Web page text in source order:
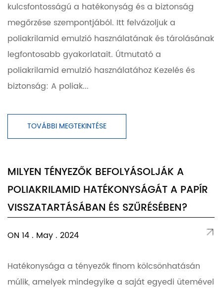
kulcsfontosságú a hatékonyság és a biztonság
megőrzése szempontjából. Itt felvázoljuk a
poliakrilamid emulzió használatának és tárolásának
legfontosabb gyakorlatait. Útmutató a
poliakrilamid emulzió használatához Kezelés és
biztonság: A poliak...
TOVÁBBI MEGTEKINTÉSE
MILYEN TÉNYEZŐK BEFOLYÁSOLJÁK A
POLIAKRILAMID HATÉKONYSÁGÁT A PAPÍR
VISSZATARTÁSÁBAN ÉS SZŰRÉSÉBEN?
ON 14 . May . 2024
Hatékonysága a tényezők finom kölcsönhatásán
múlik, amelyek mindegyike a saját egyedi ütemével